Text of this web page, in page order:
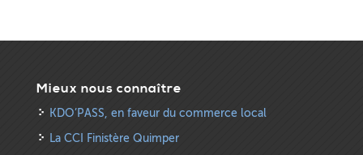
Mieux nous connaître
KDO’PASS, en faveur du commerce local
La CCI Finistère Quimper